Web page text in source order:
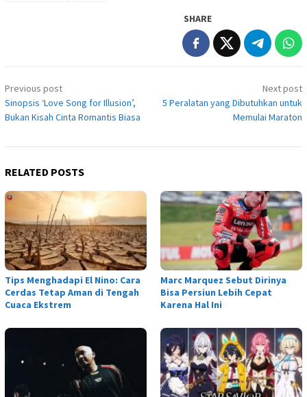
SHARE
Post
navigation
Previous post
Sinopsis ‘Love Song for Illusion’,
Bukan Kisah Cinta Romantis Biasa
Next post
5 Peralatan yang Dibutuhkan untuk
Memulai Maraton
RELATED POSTS
Tips Menghadapi El Nino: Cara
Cerdas Tetap Aman di Tengah
Cuaca Ekstrem
Marc Marquez Sebut Dirinya
Bisa Persiun Lebih Cepat
Karena Hal Ini